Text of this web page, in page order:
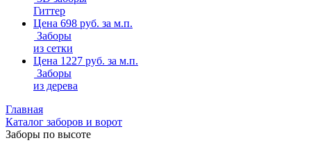
Гиттер
Цена 698 руб. за м.п.
Заборы
из сетки
Цена 1227 руб. за м.п.
Заборы
из дерева
Главная
Каталог заборов и ворот
Заборы по высоте